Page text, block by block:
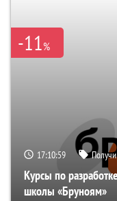
-11%
17:10:58
Курсы по
школы «Бруноям»